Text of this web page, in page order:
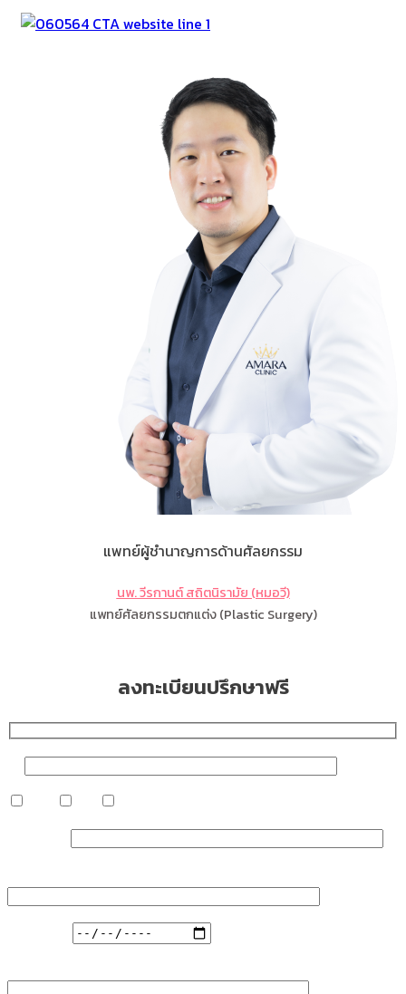
แพทย์ผู้ชำนาญการด้านศัลยกรรม
นพ. วีรกานต์ สถิตนิรามัย (หมอวี)
แพทย์ศัลยกรรมตกแต่ง (Plastic Surgery)
ลงทะเบียนปรึกษาฟรี